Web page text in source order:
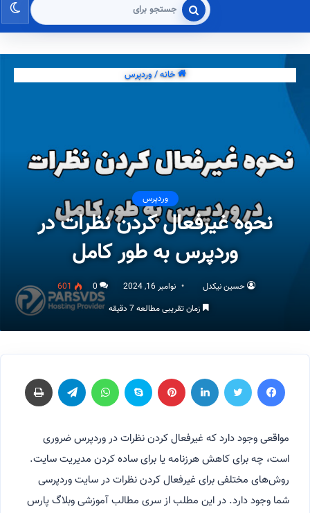
جستجو
برای
خانه/وردپرس
وردپرس
نحوه غیرفعال کردن نظرات در
وردپرس به طور کامل
حسین نیکدل نوامبر 16, 2024 0
601
زمان تقریبی مطالعه 7 دقیقه
فیسبوک توییتر لینکداین پینتریست اسکایپ واتس آپ تلگرام چاپ
مواقعی وجود دارد که غیرفعال کردن نظرات در وردپرس ضروری
است، چه برای کاهش هرزنامه یا برای ساده کردن مدیریت سایت.
روش‌های مختلفی برای غیرفعال کردن نظرات در سایت وردپرسی
شما وجود دارد. در این مطلب از سری مطالب آموزشی وبلاگ پارس